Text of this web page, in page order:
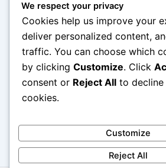
Olimpiade dan Evolusi
admin / February 9, 2026
Olimpiade dan Evolusi Olahraga –
merupakan ajang olahraga
tidak hanya mempertemukan atlet-
berbagai […]
We respect your privacy
Cookies help us improve your
deliver personalized content,
traffic. You can choose which
by clicking Customize. Click
consent or Reject All to decline
cookies.
Customize
Reject All